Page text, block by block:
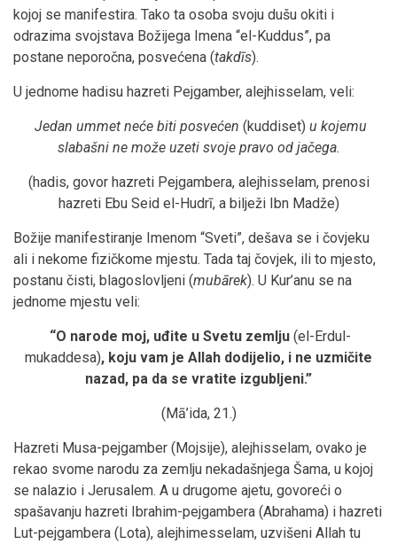
kojoj se manifestira. Tako ta osoba svoju dušu okiti i
odrazima svojstava Božijega Imena “el-Kuddus”, pa
postane neporočna, posvećena (takdīs).
U jednome hadisu hazreti Pejgamber, alejhisselam, veli:
Jedan ummet neće biti posvećen (kuddiset)u kojemu
slabašni ne može uzeti svoje pravo od jačega.
(hadis, govor hazreti Pejgambera, alejhisselam, prenosi
hazreti Ebu Seid el-Hudrī, a bilježi Ibn Madže)
Božije manifestiranje Imenom “Sveti”, dešava se i čovjeku
ali i nekome fizičkome mjestu. Tada taj čovjek, ili to mjesto,
postanu čisti, blagoslovljeni (mubārek). U Kur’anu se na
jednome mjestu veli:
“O narode moj, uđite u Svetu zemlju (el-Erdul-
mukaddesa), koju vam je Allah dodijelio, i ne uzmičite
nazad, pa da se vratite izgubljeni.”
(Mā’ida, 21.)
Hazreti Musa-pejgamber (Mojsije), alejhisselam, ovako je
rekao svome narodu za zemlju nekadašnjega Šama, u kojoj
se nalazio i Jerusalem. A u drugome ajetu, govoreći o
spašavanju hazreti Ibrahim-pejgambera (Abrahama) i hazreti
Lut-pejgambera (Lota), alejhimesselam, uzvišeni Allah tu